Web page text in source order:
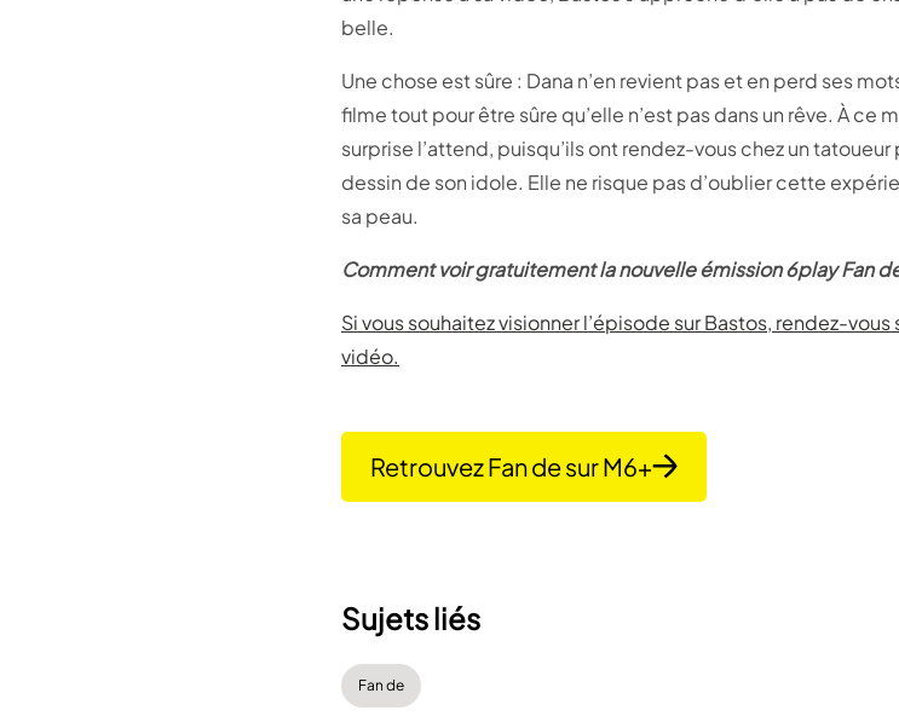
belle.
Une chose est sûre : Dana n’en revient pas et en perd ses
filme tout pour être sûre qu’elle n’est pas dans un rêve. À ce
surprise l’attend, puisqu’ils ont rendez-vous chez un
dessin de son idole. Elle ne risque pas d’oublier cette
sa peau.
Comment voir gratuitement la nouvelle émission 6play Fan
Si vous souhaitez visionner l’épisode sur Bastos, rendez-
vidéo.
Retrouvez Fan de sur M6+
Sujets liés
Fan de